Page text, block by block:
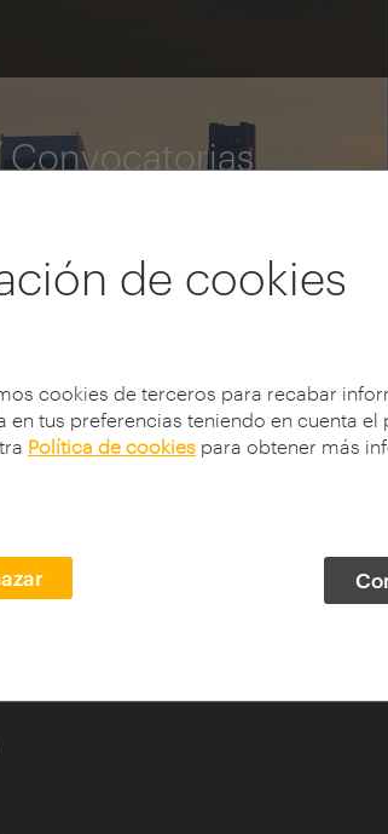
de cookies
cookies de terceros para recabar
en tus preferencias teniendo en cuenta
Política de cookies para obtener más
Convocatorias